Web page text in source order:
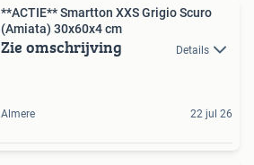
**ACTIE** Smartton XXS Grigio Scuro
(Amiata) 30x60x4 cm
Zie omschrijving Details
Almere 22 jul 26